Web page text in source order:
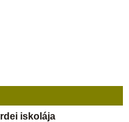
iskolája